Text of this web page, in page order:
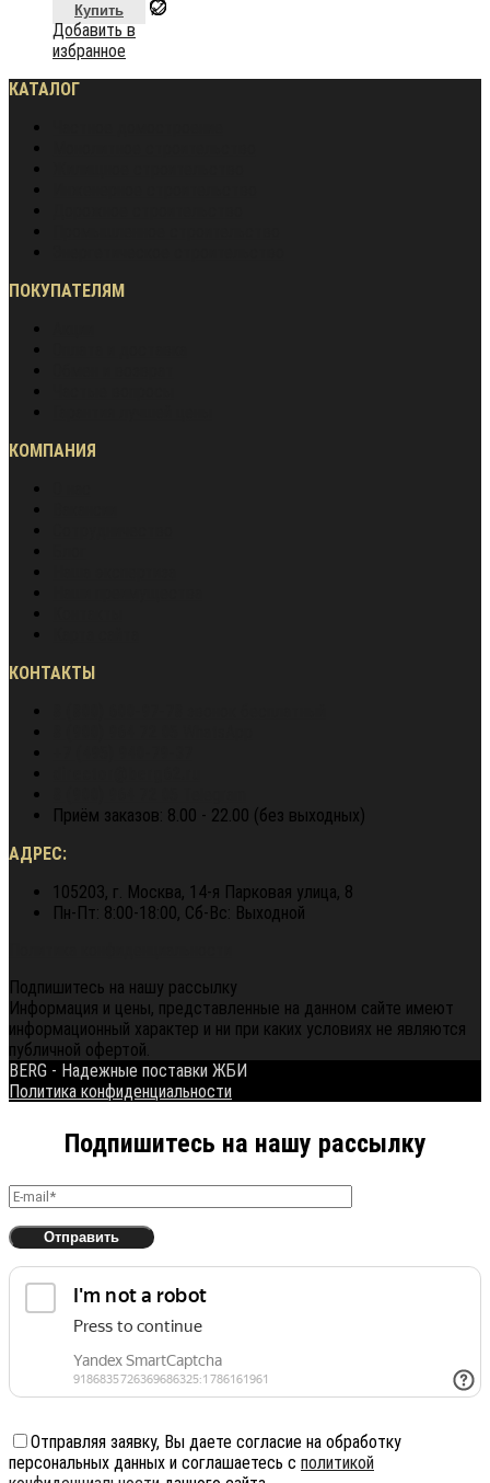
Купить
Добавить в
избранное
КАТАЛОГ
ПОКУПАТЕЛЯМ
КОМПАНИЯ
КОНТАКТЫ
Приём заказов: 8.00 - 22.00 (без выходных)
АДРЕС:
105203, г. Москва, 14-я Парковая улица, 8
Пн-Пт: 8:00-18:00, Сб-Вс: Выходной
Подпишитесь на нашу рассылку
Информация и цены, представленные на данном сайте имеют
информационный характер и ни при каких условиях не являются
публичной офертой.
BERG - Надежные поставки ЖБИ
Политика конфиденциальности
Подпишитесь на нашу рассылку
Отправляя заявку, Вы даете согласие на обработку
персональных данных и соглашаетесь с политикой